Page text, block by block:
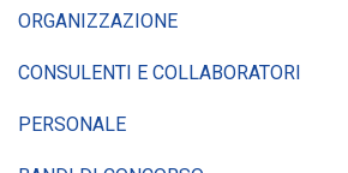
ORGANIZZAZIONE
CONSULENTI E COLLABORATORI
PERSONALE